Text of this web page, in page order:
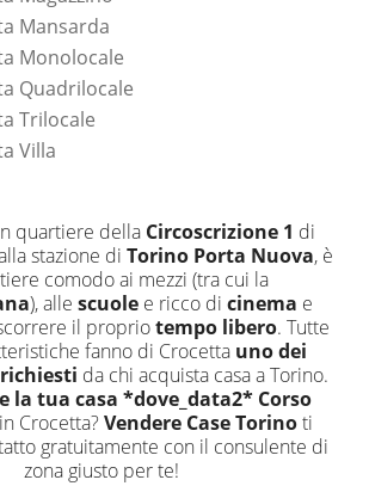
Mansarda
Monolocale
Quadrilocale
Trilocale
Villa
quartiere della Circoscrizione 1 di
stazione di Torino Porta Nuova, è
comodo ai mezzi (tra cui la
), alle scuole e ricco di cinema e
il propriotempo libero. Tutte
fanno di Crocetta uno dei
da chi acquista casa a Torino.
la tua casa *dove_data2* Corso
in Crocetta? Vendere Case Torinoti
gratuitamente con il consulente di
zona giusto per te!